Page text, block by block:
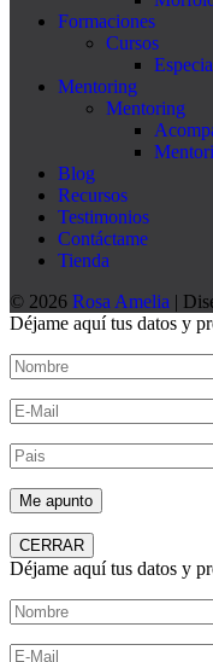
Formaciones
Cursos
Mentoring
Mentoring
Blog
Recursos
Testimonios
Contáctame
Tienda
© 2026 Rosa Amelia |
Déjame aquí tus datos y
CERRAR
Déjame aquí tus datos y